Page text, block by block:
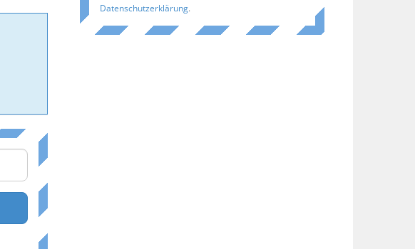
Datenschutzerklärung.